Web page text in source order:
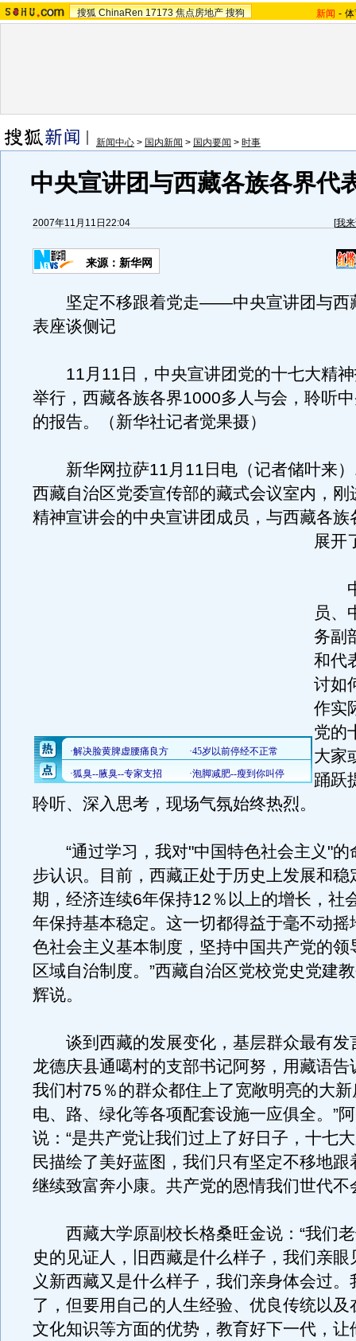
搜狐 ChinaRen 17173 焦点房地产 搜狗 新闻 -
新闻中心 > 国内新闻 > 国内要闻 > 时事
中央宣讲团与西藏各族各界代
2007年11月11日22:04 [我
来源：新华网
坚定不移跟着党走——中央宣讲团与西
表座谈侧记
11月11日，中央宣讲团党的十七大精神
举行，西藏各族各界1000多人与会，聆听
的报告。（新华社记者觉果摄）
新华网拉萨11月11日电（记者储叶来）
西藏自治区党委宣传部的藏式会议室内，刚
精神宣讲会的中央宣讲团成员，与西藏各族
展开
中
员、
务副
和代
讨如
作实
党的
大家
踊跃
聆听、深入思考，现场气氛始终热烈。
“通过学习，我对"中国特色社会主义"的
步认识。目前，西藏正处于历史上发展和稳
期，经济连续6年保持12％以上的增长，社
年保持基本稳定。这一切都得益于毫不动摇
色社会主义基本制度，坚持中国共产党的领
区域自治制度。”西藏自治区党校党史党建
辉说。
谈到西藏的发展变化，基层群众最有发
龙德庆县通噶村的支部书记阿努，用藏语告
我们村75％的群众都住上了宽敞明亮的大
电、路、绿化等各项配套设施一应俱全。”
说：“是共产党让我们过上了好日子，十七
民描绘了美好蓝图，我们只有坚定不移地跟
继续致富奔小康。共产党的恩情我们世代不
西藏大学原副校长格桑旺金说：“我们老
史的见证人，旧西藏是什么样子，我们亲眼
义新西藏又是什么样子，我们亲身体会过。
了，但要用自己的人生经验、优良传统以及
文化知识等方面的优势，教育好下一代，让